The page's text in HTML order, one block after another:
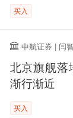
买入
中航证券 | 闫
北京旗舰落
渐行渐近
买入